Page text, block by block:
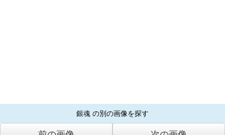
銀魂 の別の画像を探す